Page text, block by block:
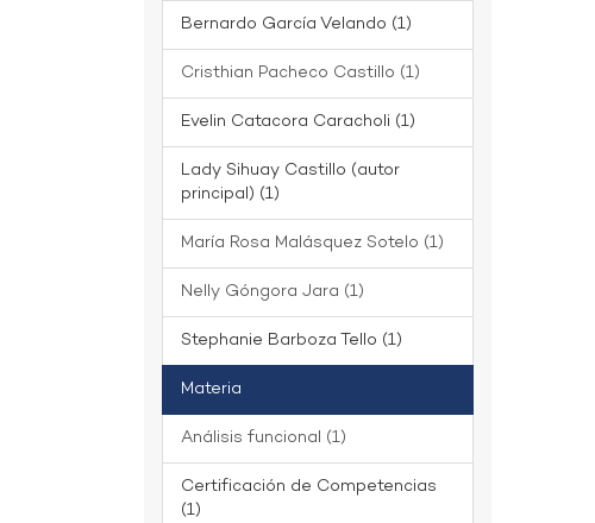
Bernardo García Velando (1)
Cristhian Pacheco Castillo (1)
Evelin Catacora Caracholi (1)
Lady Sihuay Castillo (autor
principal) (1)
María Rosa Malásquez Sotelo (1)
Nelly Góngora Jara (1)
Stephanie Barboza Tello (1)
Materia
Análisis funcional (1)
Certificación de Competencias
(1)